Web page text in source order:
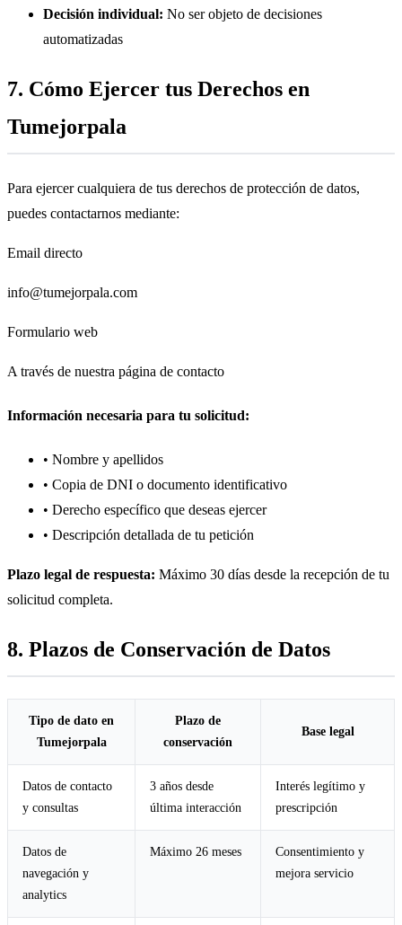
Decisión individual: No ser objeto de decisiones
automatizadas
7. Cómo Ejercer tus Derechos en
Tumejorpala
Para ejercer cualquiera de tus derechos de protección de datos,
puedes contactarnos mediante:
Email directo
info@tumejorpala.com
Formulario web
A través de nuestra página de contacto
Información necesaria para tu solicitud:
• Nombre y apellidos
• Copia de DNI o documento identificativo
• Derecho específico que deseas ejercer
• Descripción detallada de tu petición
Plazo legal de respuesta: Máximo 30 días desde la recepción de tu
solicitud completa.
8. Plazos de Conservación de Datos
Tipo de dato en
Tumejorpala
Plazo de
conservación
Base legal
Datos de contacto
y consultas
3 años desde
última interacción
Interés legítimo y
prescripción
Datos de
navegación y
analytics
Máximo 26 meses
Consentimiento y
mejora servicio